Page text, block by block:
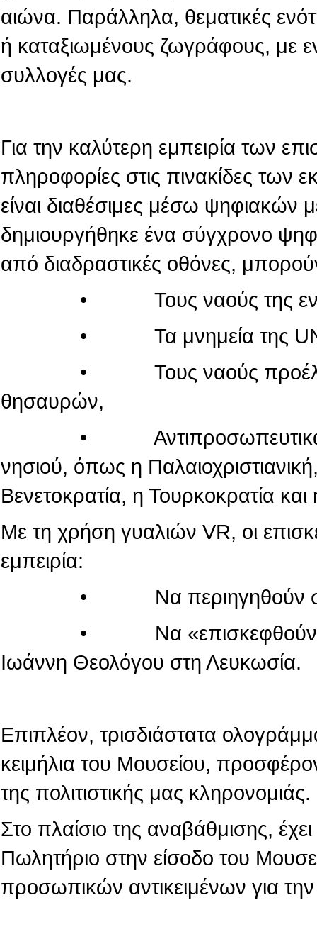
αιώνα. Παράλληλα, θεματικές
ή καταξιωμένους ζωγράφους, με
συλλογές μας.
Για την καλύτερη εμπειρία των
πληροφορίες στις πινακίδες των
είναι διαθέσιμες μέσω
δημιουργήθηκε ένα σύγχρονο
από διαδραστικές οθόνες,
• Τους ναούς της εντός
• Τα μνημεία της
• Τους ναούς
θησαυρών,
• Αντιπροσωπευτικά
νησιού, όπως η
Βενετοκρατία, η Τουρκοκρατία
Με τη χρήση γυαλιών VR, οι
εμπειρία:
• Να περιηγηθούν στον
• Να «επισκεφθούν» τον
Ιωάννη Θεολόγου στη Λευκωσία.
Επιπλέον, τρισδιάστατα
κειμήλια του Μουσείου,
της πολιτιστικής μας κληρονομιάς.
Στο πλαίσιο της αναβάθμισης,
Πωλητήριο στην είσοδο του
προσωπικών αντικειμένων για